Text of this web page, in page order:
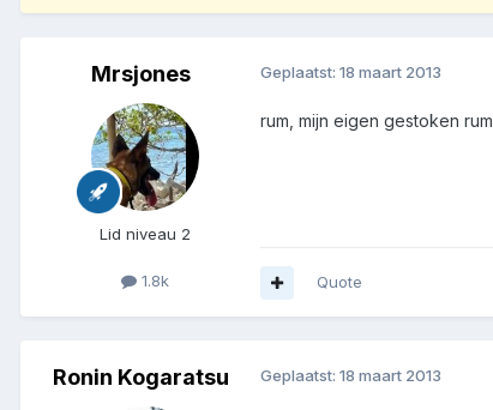
Mrsjones
Lid niveau 2
1.8k
Geplaatst: 18 maart 2013
rum, mijn eigen gestoken
Quote
Ronin Kogaratsu Geplaatst: 18 maart 2013